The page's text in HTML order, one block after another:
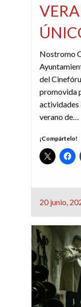
Nostromo
del
promovida
actividades
verano de…
¡Compártelo!
Publicado
20 junio,